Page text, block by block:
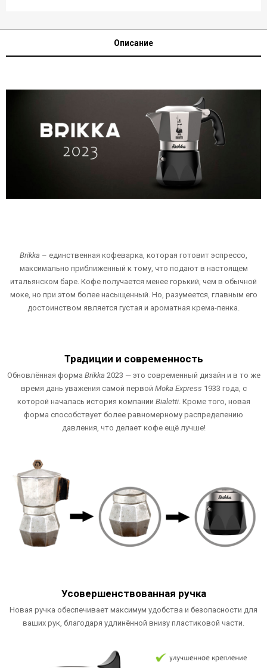
Описание
Brikka – единственная кофеварка, которая готовит эспрессо,
максимально приближенный к тому, что подают в настоящем
итальянском баре. Кофе получается менее горький, чем в обычной
моке, но при этом более насыщенный. Но, разумеется, главным его
достоинством является густая и ароматная крема-пенка.
Традиции и современность
Обновлённая форма Brikka 2023 — это современный дизайн и в то же
время дань уважения самой первой Moka Express 1933 года, с
которой началась история компании Bialetti. Кроме того, новая
форма способствует более равномерному распределению
давления, что делает кофе ещё лучше!
Усовершенствованная ручка
Новая ручка обеспечивает максимум удобства и безопасности для
ваших рук, благодаря удлинённой внизу пластиковой части.